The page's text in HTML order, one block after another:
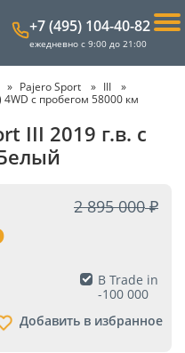
+7 (495) 104-40-82
ежедневно с 9:00 до 21:00
Pajero Sport
III
с пробегом 58000 км
III 2019 г.в. с
2 895 000
В Trade in
-100 000
Добавить в избранное